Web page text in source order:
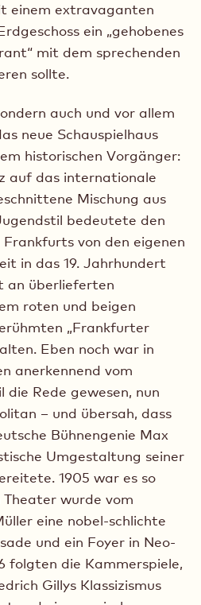
einem extravaganten
ein „gehobenes
mit dem sprechenden
sollte.
auch und vor allem
neue Schauspielhaus
historischen Vorgänger:
auf das internationale
Mischung aus
bedeutete den
von den eigenen
in das 19. Jahrhundert
an überlieferten
roten und beigen
„Frankfurter
Eben noch war in
anerkennend vom
Rede gewesen, nun
– und übersah, dass
Bühnengenie Max
Umgestaltung seiner
1905 war es so
wurde vom
eine nobel-schlichte
und ein Foyer in Neo-
folgten die Kammerspiele,
Gillys Klassizismus